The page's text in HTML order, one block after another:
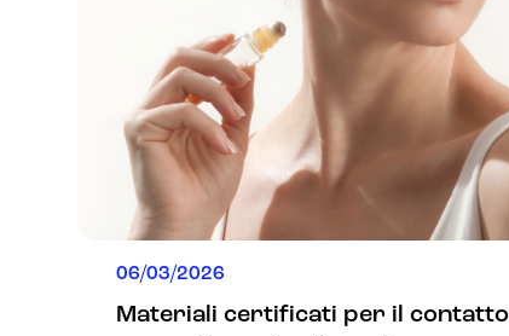
06/03/2026
Materiali certificati per il contatto